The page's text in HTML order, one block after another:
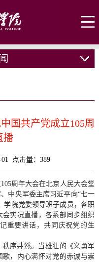
国共产党成立105周
播
点击量：389
周年大会在北京人民大会堂
中央军委主席习近平向“七一
学院党委领导班子成员，各职
实况直播，各系部同步组织
重要讲话，共同庆祝党的生
序井然。当雄壮的《义勇军
，内心满怀对党的赤诚与崇